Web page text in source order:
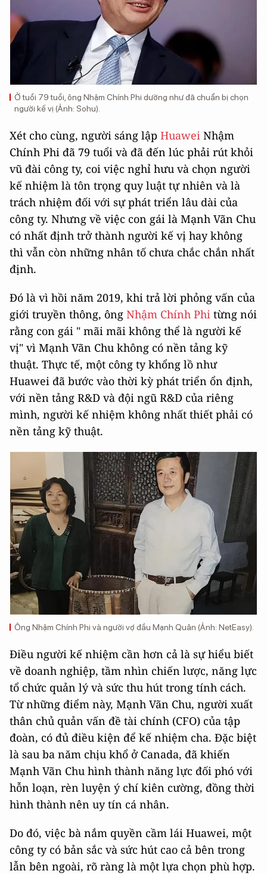
Ở tuổi 79 tuổi, ông Nhậm Chính Phi dường như đã chuẩn bị chọn
người kế vị (Ảnh: Sohu).
Xét cho cùng, người sáng lập Huawei Nhậm
Chính Phi đã 79 tuổi và đã đến lúc phải rút khỏi
vũ đài công ty, coi việc nghỉ hưu và chọn người
kế nhiệm là tôn trọng quy luật tự nhiên và là
trách nhiệm đối với sự phát triển lâu dài của
công ty. Nhưng về việc con gái là Mạnh Vãn Chu
có nhất định trở thành người kế vị hay không
thì vẫn còn những nhân tố chưa chắc chắn nhất
định.
Đó là vì hồi năm 2019, khi trả lời phỏng vấn của
giới truyền thông, ông Nhậm Chính Phi từng nói
rằng con gái " mãi mãi không thể là người kế
vị" vì Mạnh Vãn Chu không có nền tảng kỹ
thuật. Thực tế, một công ty khổng lồ như
Huawei đã bước vào thời kỳ phát triển ổn định,
với nền tảng R&D và đội ngũ R&D của riêng
mình, người kế nhiệm không nhất thiết phải có
nền tảng kỹ thuật.
Ông Nhậm Chính Phi và người vợ đầu Mạnh Quân (Ảnh: NetEasy).
Điều người kế nhiệm cần hơn cả là sự hiểu biết
về doanh nghiệp, tầm nhìn chiến lược, năng lực
tổ chức quản lý và sức thu hút trong tính cách.
Từ những điểm này, Mạnh Vãn Chu, người xuất
thân chủ quản vấn đề tài chính (CFO) của tập
đoàn, có đủ điều kiện để kế nhiệm cha. Đặc biệt
là sau ba năm chịu khổ ở Canada, đã khiến
Mạnh Vãn Chu hình thành năng lực đối phó với
hỗn loạn, rèn luyện ý chí kiên cường, đồng thời
hình thành nên uy tín cá nhân.
Do đó, việc bà nắm quyền cầm lái Huawei, một
công ty có bản sắc và sức hút cao cả bên trong
lẫn bên ngoài, rõ ràng là một lựa chọn phù hợp.